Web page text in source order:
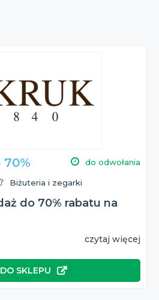
do odwołania
Biżuteria i zegarki
do 70% rabatu na
czytaj więcej
SKLEPU